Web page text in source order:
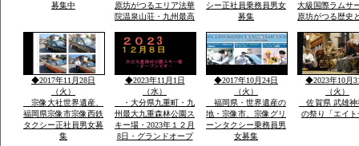
募集中
原坊がつるエリア法華
院温泉山荘・九州最高
雪・雪・雪で12月23日
恒例「感謝祭」全国か
ら参加・法華院温泉山
されました
シー正社員乗務員男女
募集
大級国際ラムサ
原坊がつる歴史
然温泉の法華院
荘の歌「法華院
ましょう」12月
例・感謝祭でで
い歌です
◆2017年11月28日
（火）
宗像大社世界遺産、
福岡県宗像市宗像西鉄
タクシー正社員男女募
集
◆2023年11月1日
（水）
・大分県九重町・九
州最大九重森林公園ス
キー場・2023年１２月
8日・グランドオープ
◆2017年10月24日
（火）
福岡県・世界遺産の
地・宗像市、宗像グリ
ーンタクシー乗務員男
女募集
◆2023年10月
（火）
佐賀県 武雄神
の祭り「エイト